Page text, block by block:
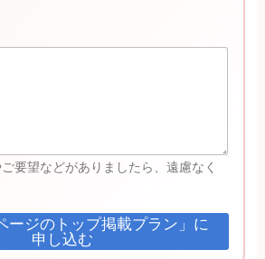
要望などがありましたら、遠慮なく
ージのトップ掲載プラン」に
申し込む